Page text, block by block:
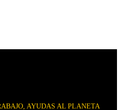
AYUDAS AL PLANETA